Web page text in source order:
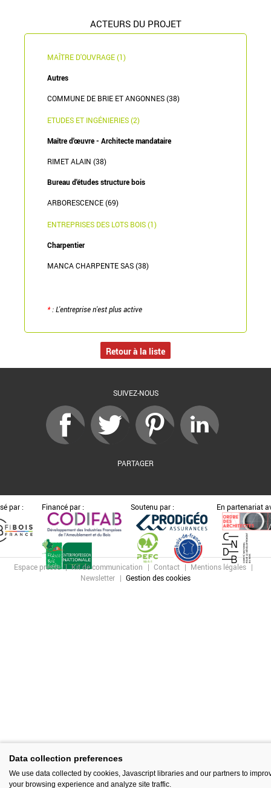
ACTEURS DU PROJET
MAÎTRE D'OUVRAGE (1)
Autres
COMMUNE DE BRIE ET ANGONNES (38)
ETUDES ET INGÉNIERIES (2)
Maître d'œuvre - Architecte mandataire
RIMET ALAIN (38)
Bureau d'études structure bois
ARBORESCENCE (69)
ENTREPRISES DES LOTS BOIS (1)
Charpentier
MANCA CHARPENTE SAS (38)
*: L'entreprise n'est plus active
Retour à la liste
SUIVEZ-NOUS
PARTAGER
par : Financé par : Soutenu par : En partenariat
Espace presse Kit de communication Contact
Mentions légales
Newsletter
Gestion des cookies
Data collection preferences
We use data collected by cookies, Javascript libraries and our partners to
your browsing experience and analyze site traffic.